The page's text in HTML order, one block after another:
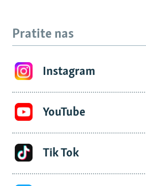
Pratite nas
Instagram
YouTube
Tik Tok